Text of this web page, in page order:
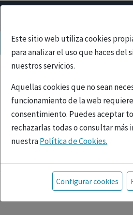
Este sitio web utiliza cookies
para analizar el uso que haces del
nuestros servicios.
Aquellas cookies que no sean
funcionamiento de la web
consentimiento. Puedes aceptar
rechazarlas todas o consultar más
nuestraPolítica de Cookies.
Toda la información incluida en la
referida a productos del mercado
tanto, dirigida a profesionales
facultados para prescribir o
Configurar cookies